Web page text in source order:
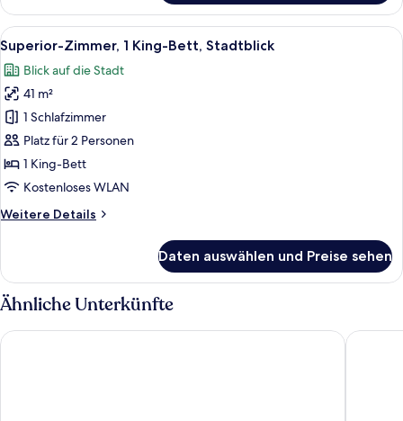
Zimmer,
1 King-
Bett
Alle
Fotos
für
Superior-
Zimmer,
1 King-
Bett,
Stadtblick
Ein modernes Hotelzimmer mit
8
Superior-Zimmer, 1 King-Bett, Stadtblick
Blick auf die Stadt
41 m²
1 Schlafzimmer
Platz für 2 Personen
1 King-Bett
Kostenloses WLAN
Weitere Details
Weitere
Zimmer,
1 King-
Bett,
Daten auswählen und Preise sehen
Ähnliche Unterkünfte
Garner Hotel Bremen North by IHG PLAZA